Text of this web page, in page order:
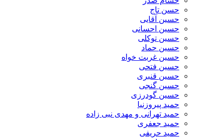
حسن تاج
حسین آقایی
حسین احسانی
حسین توکلی
حسین حماد
حسین غربت خواه
حسین فتحی
حسین قنبری
حسین گنجی
حسین گودرزی
حمید پیروزنیا
حمید تهرانی و مهدی نبی زاده
حمید جعفری
حمید حریفی